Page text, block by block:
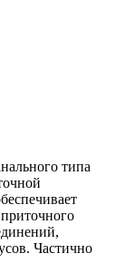
типа
Частично